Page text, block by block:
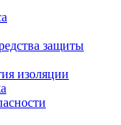
защиты
изоляции